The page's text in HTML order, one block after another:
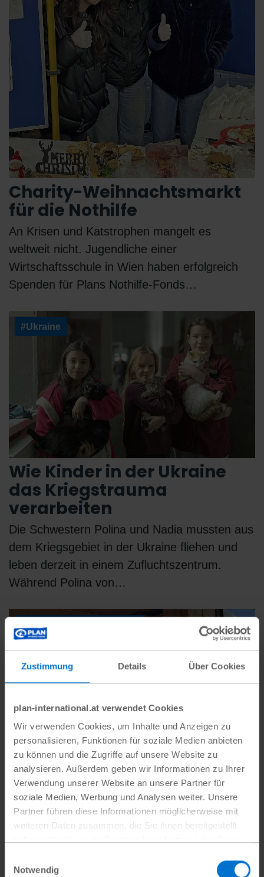
Zustimmung Details Über Cookies
plan-international.at verwendet Cookies
Wir verwenden Cookies, um Inhalte und Anzeigen zu
personalisieren, Funktionen für soziale Medien anbieten
zu können und die Zugriffe auf unsere Website zu
analysieren. Außerdem geben wir Informationen zu Ihrer
Verwendung unserer Website an unsere Partner für
soziale Medien, Werbung und Analysen weiter. Unsere
Partner führen diese Informationen möglicherweise mit
weiteren Daten zusammen, die Sie ihnen bereitgestellt
Datenschutz
Notwendig
Charity-Weihnachtsmarkt
für die Nothilfe
An Krisen und Katstrophen mangelt es
weltweit nicht. Jugendliche einer
Wirtschaftsschule in Wien haben erfolgreich
Spenden für Plans Nothilfe-Fonds…
#Ukraine
Wie Kinder in der Ukraine
das Kriegstrauma
verarbeiten
Die Schwestern Polina und Nadia mussten aus
dem Kriegsgebiet in der Ukraine fliehen und
leben derzeit in einem Zufluchtszentrum.
Während Polina von…
#Krisen und Katastrophen
Hilfe